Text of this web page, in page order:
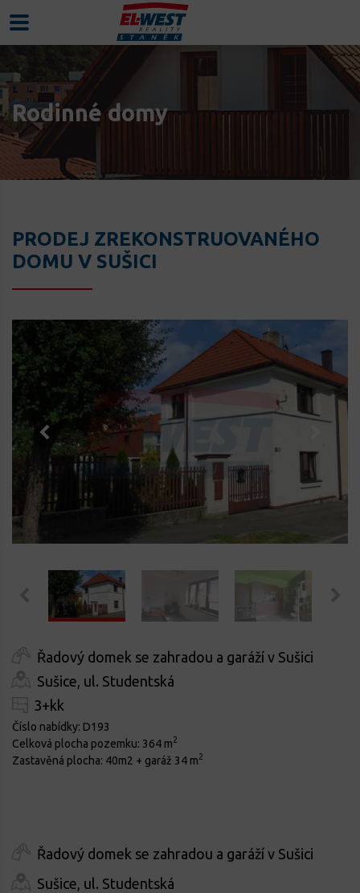
Rodinné domy
PRODEJ ZREKONSTRUOVANÉHO
DOMU V SUŠICI
Řadový domek se zahradou a garáží v Sušici
Sušice, ul. Studentská
3+kk
Číslo nabídky: D193
Celková plocha pozemku: 364 m2
Zastavěná plocha: 40m2 + garáž 34 m2
Řadový domek se zahradou a garáží v Sušici
Sušice, ul. Studentská